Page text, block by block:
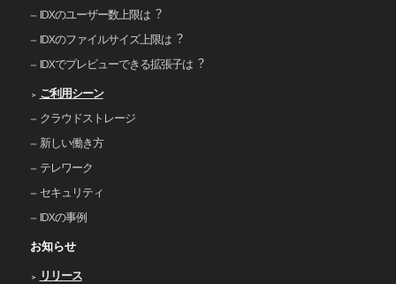
IDXのユーザー数上限は︖
IDXのファイルサイズ上限は︖
IDXでプレビューできる拡張⼦は︖
ご利⽤シーン
クラウドストレージ
新しい働き⽅
テレワーク
セキュリティ
IDXの事例
お知らせ
リリース